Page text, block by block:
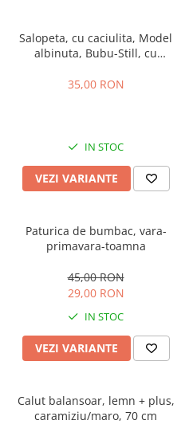
Salopeta, cu caciulita, Model
albinuta, Bubu-Still, cu
35,00 RON
IN STOC
VEZI VARIANTE
Paturica de bumbac, vara-
primavara-toamna
45,00 RON
29,00 RON
IN STOC
VEZI VARIANTE
Calut balansoar, lemn + plus,
caramiziu/maro, 70 cm